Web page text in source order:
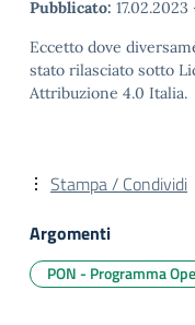
Pubblicato: 17.02.2023
Eccetto dove
stato rilasciato sotto
Attribuzione 4.0 Italia.
Stampa / Condividi
Argomenti
PON - Programma